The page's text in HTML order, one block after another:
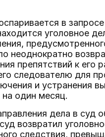
в
уголовное
неоднократно
препятствий к
следователю для
и устранения
на один месяц.
дела в суд
возвратил
следствия,